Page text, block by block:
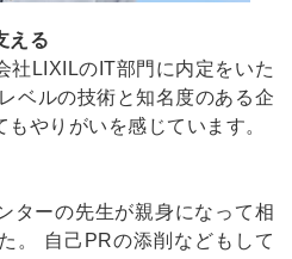
える
社LIXILのIT部門に内定をいた
ベルの技術と知名度のある企
やりがいを感じています。
ターの先生が親身になって相
。 自己PRの添削などもして